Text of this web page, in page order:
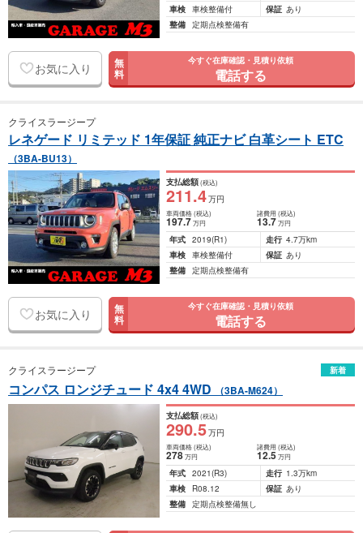
車検 車検整備付 保証 あり
整備 定期点検整備有
お気に入り 無
料
今すぐ在庫確認・見積り依頼
電話する
クライスラージープ
レネゲード リミテッド 1年保証 純正ナビ 白革シート ETC
（3BA-BU13）
支払総額(税込)
211.4万円
車両価格(税込)
197.7万円
諸費用 (税込)
13.7 万円
年式 2019(R1) 走行 4.7万km
車検 車検整備付 保証 あり
整備 定期点検整備有
お気に入り 無
料
今すぐ在庫確認・見積り依頼
電話する
クライスラージープ 新着
コンパス ロンジチュード 4x4 4WD （3BA-M624）
支払総額(税込)
290.5万円
車両価格(税込)
278万円
諸費用 (税込)
12.5 万円
年式 2021(R3) 走行 1.3万km
車検
R08.12 保証 あり
整備 定期点検整備無し